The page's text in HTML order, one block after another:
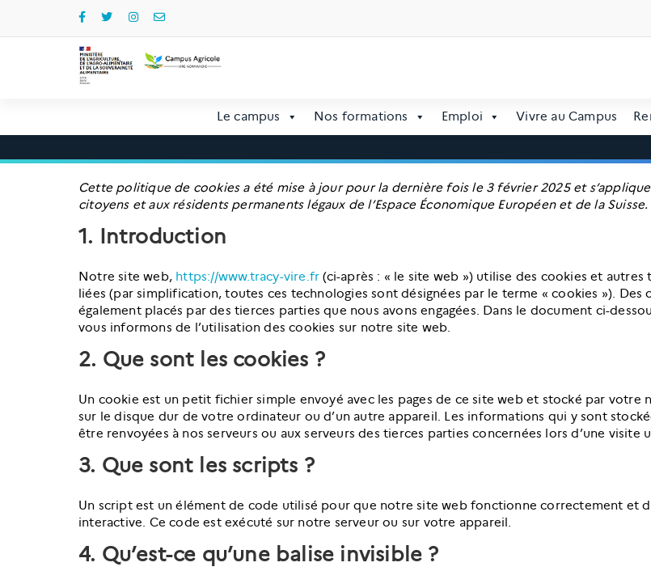
contenu
Le campus Nos formations Emploi Vivre au Campus
Cette politique de cookies a été mise à jour pour la dernière fois le 3 février 2025 et
citoyens et aux résidents permanents légaux de l’Espace Économique Européen et de la Suisse.
1. Introduction
Notre site web, https://www.tracy-vire.fr (ci-après : « le site web ») utilise des cookies et autres
liées (par simplification, toutes ces technologies sont désignées par le terme « cookies »). Des
également placés par des tierces parties que nous avons engagées. Dans le document ci-
vous informons de l’utilisation des cookies sur notre site web.
2. Que sont les cookies ?
Un cookie est un petit fichier simple envoyé avec les pages de ce site web et stocké par votre
sur le disque dur de votre ordinateur ou d’un autre appareil. Les informations qui y sont
être renvoyées à nos serveurs ou aux serveurs des tierces parties concernées lors d’une visite
3. Que sont les scripts ?
Un script est un élément de code utilisé pour que notre site web fonctionne correctement et
interactive. Ce code est exécuté sur notre serveur ou sur votre appareil.
4. Qu’est-ce qu’une balise invisible ?